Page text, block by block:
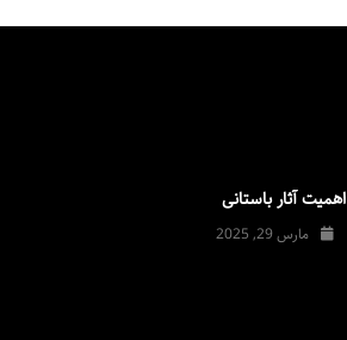
اهمیت آثار باستانی
مارس 29, 2025